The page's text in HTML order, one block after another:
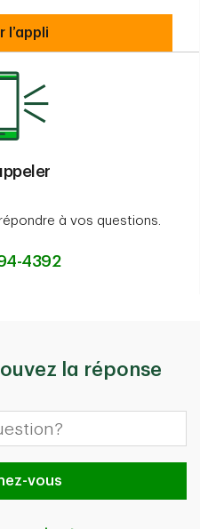
à l’appli AuVolantMC TD
l’appli
à vos questions.
4392
la réponse
vous